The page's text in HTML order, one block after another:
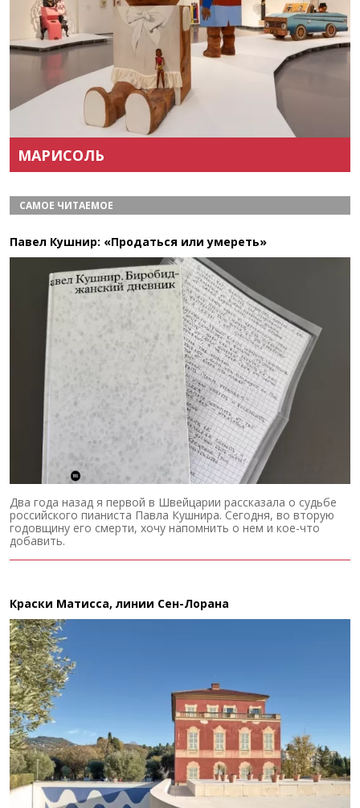
МАРИСОЛЬ
САМОЕ ЧИТАЕМОЕ
Павел Кушнир: «Продаться или умереть»
Два года назад я первой в Швейцарии рассказала о судьбе
российского пианиста Павла Кушнира. Сегодня, во вторую
годовщину его смерти, хочу напомнить о нем и кое-что
добавить.
Краски Матисса, линии Сен-Лорана